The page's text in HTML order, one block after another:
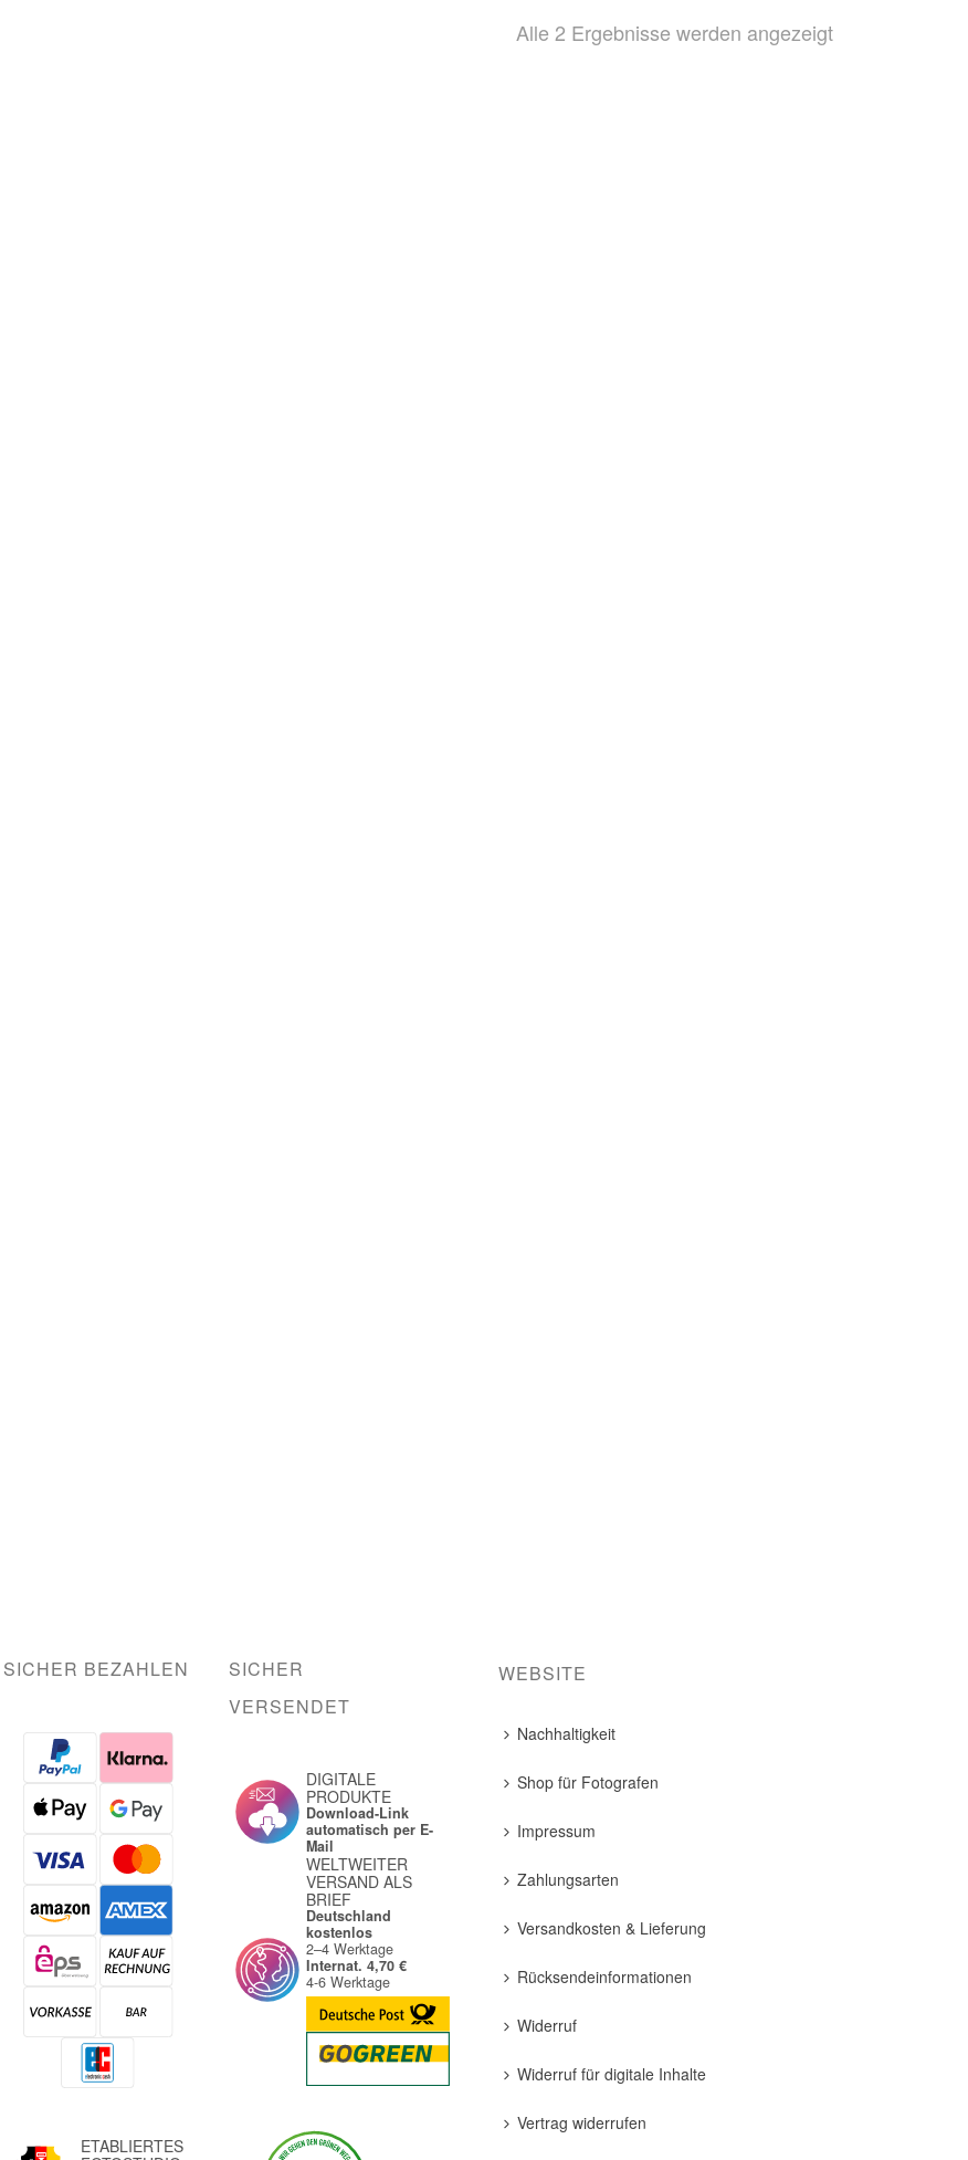
Alle 2 Ergebnisse werden angezeigtNach
SICHER BEZAHLEN
ETABLIERTES
SICHER
VERSENDET
DIGITALE
PRODUKTE
Download-Link
automatisch per E-
Mail
WELTWEITER
VERSAND ALS
BRIEF
Deutschland
kostenlos
2–4 Werktage
Internat. 4,70 €
4-6 Werktage
WEBSITE
Nachhaltigkeit
Shop für Fotografen
Impressum
Zahlungsarten
Versandkosten & Lieferung
Rücksendeinformationen
Widerruf
Widerruf für digitale Inhalte
Vertrag widerrufen